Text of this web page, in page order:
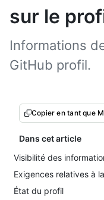
sur le
Informations
GitHub profil.
Copier en tant que
Dans cet article
Visibilité des
Exigences relatives à
État du profil